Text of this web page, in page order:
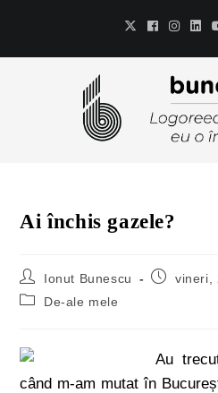
Ai închis gazele?
Ionut Bunescu
vineri,
De-ale mele
Au
când m-am mutat în